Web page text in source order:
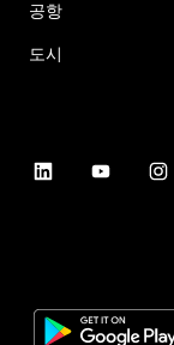
공항
도시